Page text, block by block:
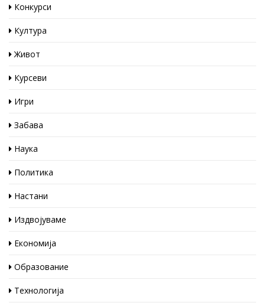
Конкурси
Култура
Живот
Курсеви
Игри
Забава
Наука
Политика
Настани
Издвојуваме
Економија
Образование
Технологија